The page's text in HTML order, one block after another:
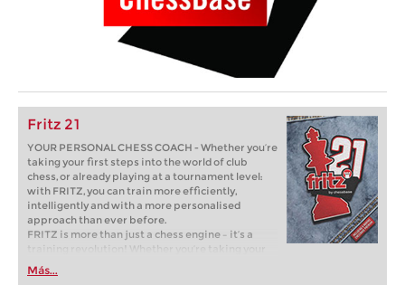
Fritz 21
YOUR PERSONAL CHESS COACH - Whether you’re
taking your first steps into the world of club
chess, or already playing at a tournament level:
with FRITZ, you can train more efficiently,
intelligently and with a more personalised
approach than ever before.
FRITZ is more than just a chess engine – it’s a
training revolution! Whether you’re taking your
first steps into the world of club chess, or already
playing at a tournament level: with FRITZ, you can
Más...